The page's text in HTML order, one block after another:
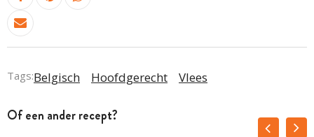
Tags:Belgisch Hoofdgerecht Vlees
Of een ander recept?